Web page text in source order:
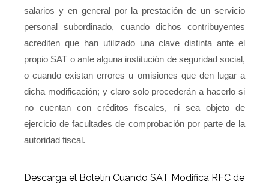
salarios y en general por la prestación de un servicio
personal subordinado, cuando dichos contribuyentes
acrediten que han utilizado una clave distinta ante el
propio SAT o ante alguna institución de seguridad social,
o cuando existan errores u omisiones que den lugar a
dicha modificación; y claro solo procederán a hacerlo si
no cuentan con créditos fiscales, ni sea objeto de
ejercicio de facultades de comprobación por parte de la
autoridad fiscal.
Descarga el Boletín Cuando SAT Modifica RFC de